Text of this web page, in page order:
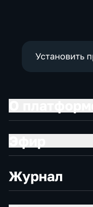
Установить
Журнал